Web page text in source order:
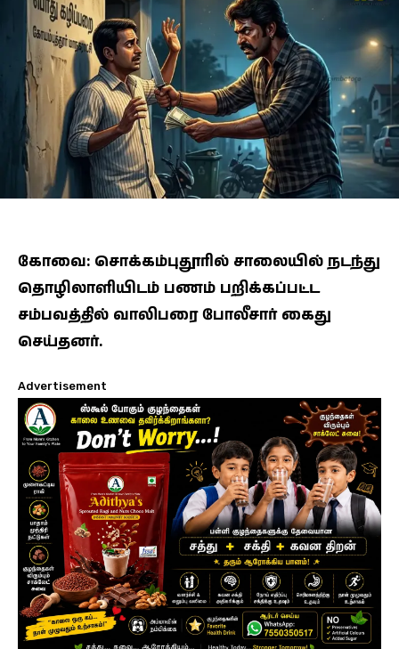
கோவை: சொக்கம்புதூரில் சாலையில் நடந்து
தொழிலாளியிடம் பணம் பறிக்கப்பட்ட
சம்பவத்தில் வாலிபரை போலீசார் கைது
செய்தனர்.
Advertisement